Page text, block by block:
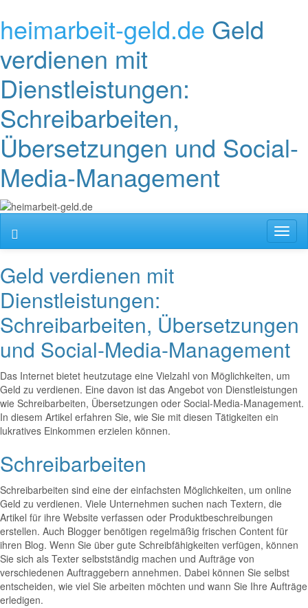
heimarbeit-geld.de Geld
verdienen mit
Dienstleistungen:
Schreibarbeiten,
Übersetzungen und Social-
Media-Management
Geld verdienen mit
Dienstleistungen:
Schreibarbeiten, Übersetzungen
und Social-Media-Management
Das Internet bietet heutzutage eine Vielzahl von Möglichkeiten, um
Geld zu verdienen. Eine davon ist das Angebot von Dienstleistungen
wie Schreibarbeiten, Übersetzungen oder Social-Media-Management.
In diesem Artikel erfahren Sie, wie Sie mit diesen Tätigkeiten ein
lukratives Einkommen erzielen können.
Schreibarbeiten
Schreibarbeiten sind eine der einfachsten Möglichkeiten, um online
Geld zu verdienen. Viele Unternehmen suchen nach Textern, die
Artikel für ihre Website verfassen oder Produktbeschreibungen
erstellen. Auch Blogger benötigen regelmäßig frischen Content für
ihren Blog. Wenn Sie über gute Schreibfähigkeiten verfügen, können
Sie sich als Texter selbstständig machen und Aufträge von
verschiedenen Auftraggebern annehmen. Dabei können Sie selbst
entscheiden, wie viel Sie arbeiten möchten und wann Sie Ihre Aufträge
erledigen.